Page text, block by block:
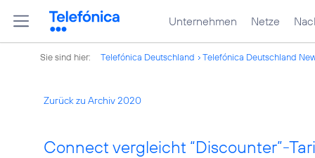
Unternehmen Netze
Sie sind hier: Telefónica Deutschland Telefónica Deutschland
Zurück zu Archiv 2020
Connect vergleicht “Discounter”-